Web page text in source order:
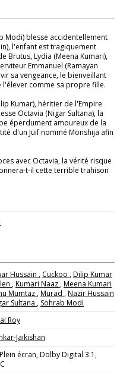
Modi) blesse accidentellement
l'enfant est tragiquement
Brutus, Lydia (Meena Kumari),
Emmanuel (Ramayan
sa vengeance, le bienveillant
l'élever comme sa propre fille.
Kumar), héritier de l'Empire
Octavia (Nigar Sultana), la
éperdument amoureux de la
d'un Juif nommé Monshija afin
avec Octavia, la vérité risque
t-il cette terrible trahison
Hussain , Cuckoo ,Dilip Kumar
,Kumari Naaz ,Meena Kumari
Mumtaz ,Murad ,Nazir Hussain
Sultana , Sohrab Modi
Roy
Jaikishan
écran, Dolby Digital 3.1,